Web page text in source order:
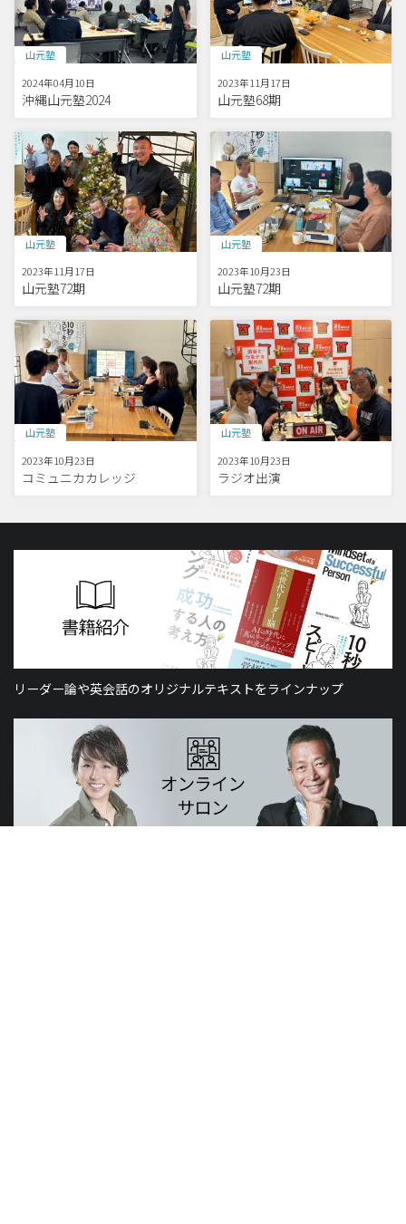
山元塾
2024年04月10日
沖縄山元塾2024
山元塾
2023年11月17日
山元塾68期
山元塾
2023年11月17日
山元塾72期
山元塾
2023年10月23日
山元塾72期
山元塾
2023年10月23日
コミュニカカレッジ
山元塾
2023年10月23日
ラジオ出演
リーダー論や英会話のオリジナルテキストをラインナップ